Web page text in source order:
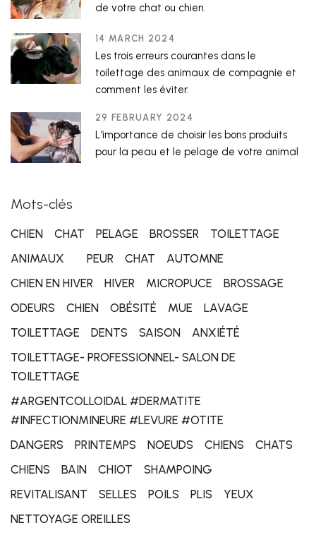
de votre chat ou chien.
14 MARCH 2024
Les trois erreurs courantes dans le
toilettage des animaux de compagnie et
comment les éviter.
29 FEBRUARY 2024
L'importance de choisir les bons produits
pour la peau et le pelage de votre animal
Mots-clés
CHIEN CHAT PELAGE BROSSER
TOILETTAGE
ANIMAUX
PEUR CHAT
AUTOMNE
CHIEN EN HIVER
HIVER MICROPUCE
BROSSAGE
ODEURS
CHIEN OBÉSITÉ MUE
LAVAGE
TOILETTAGE
DENTS SAISON
ANXIÉTÉ
TOILETTAGE- PROFESSIONNEL- SALON DE
TOILETTAGE
#ARGENTCOLLOIDAL #DERMATITE
#INFECTIONMINEURE #LEVURE #OTITE
DANGERS
PRINTEMPS NOEUDS CHIENS
CHATS
CHIENS
BAIN CHIOT
SHAMPOING
REVITALISANT
SELLES POILS PLIS
YEUX
NETTOYAGE OREILLES